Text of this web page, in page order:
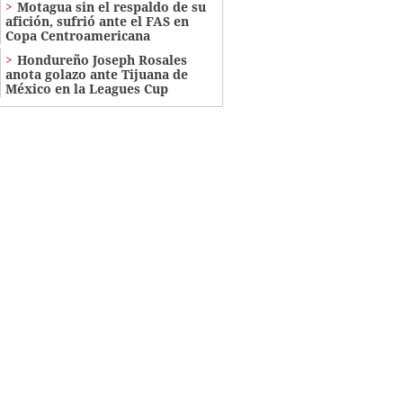
Motagua sin el respaldo de su
afición, sufrió ante el FAS en
Copa Centroamericana
Hondureño Joseph Rosales
anota golazo ante Tijuana de
México en la Leagues Cup